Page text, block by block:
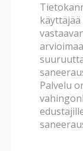
Palvelu